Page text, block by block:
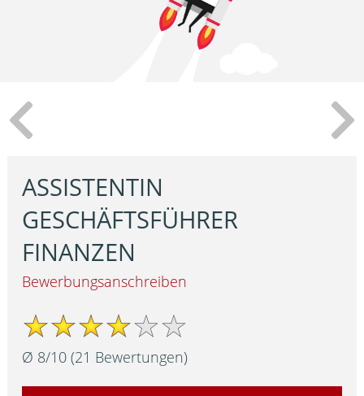
ASSISTENTIN
GESCHÄFTSFÜHRER
FINANZEN
Bewerbungsanschreiben
Ø 8/10 (21 Bewertungen)